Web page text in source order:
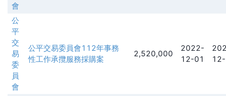
會
公
平
交
易
委
員
會
公平交易委員會112年事務
性工作承攬服務採購案
2,520,000
2022-
12-01